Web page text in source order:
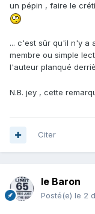
un pépin , faire le
... c'est sûr qu'il n'y a
membre ou simple
l'auteur planqué
N.B. jey , cette
Citer
le Baron
Posté(e) le 2